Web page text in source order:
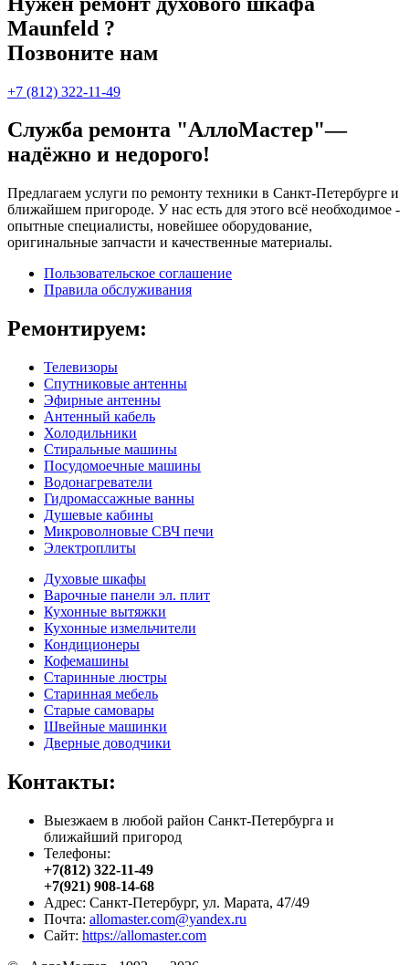
Maunfeld ?
Позвоните нам
+7 (812) 322-11-49
Служба ремонта "АллоМастер"—
надёжно и недорого!
Предлагаем услуги по ремонту техники в Санкт-Петербурге и
ближайшем пригороде. У нас есть для этого всё необходимое -
опытные специалисты, новейшее оборудование,
оригинальные запчасти и качественные материалы.
Пользовательское соглашение
Правила обслуживания
Ремонтируем:
Телевизоры
Спутниковые антенны
Эфирные антенны
Антенный кабель
Холодильники
Стиральные машины
Посудомоечные машины
Водонагреватели
Гидромассажные ванны
Душевые кабины
Микроволновые СВЧ печи
Электроплиты
Духовые шкафы
Варочные панели эл. плит
Кухонные вытяжки
Кухонные измельчители
Кондиционеры
Кофемашины
Старинные люстры
Старинная мебель
Старые самовары
Швейные машинки
Дверные доводчики
Контакты:
Выезжаем в любой район Санкт-Петербурга и
ближайший пригород
Телефоны:
+7(812) 322-11-49
+7(921) 908-14-68
Адрес: Санкт-Петербург, ул. Марата, 47/49
Почта: allomaster.com@yandex.ru
Сайт: https://allomaster.com